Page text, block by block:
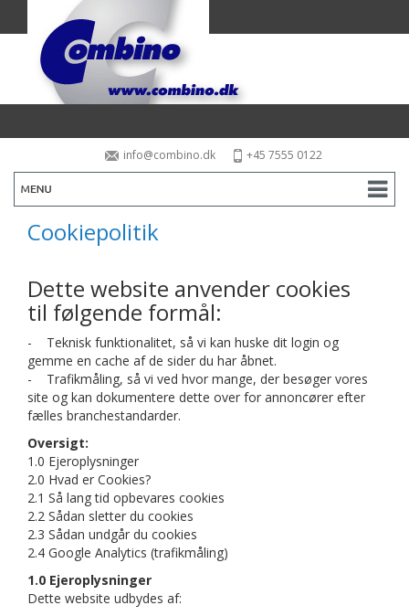
info@combino.dk +45 7555 0122
Benvenuti
Mezzi
Combino supporta lo sport
Gestione della flotta
Corriere
Condizioni
Contatto
Cookiepolitik
Dette website anvender cookies
til følgende formål:
- Teknisk funktionalitet, så vi kan huske dit login og
gemme en cache af de sider du har åbnet.
- Trafikmåling, så vi ved hvor mange, der besøger vores
site og kan dokumentere dette over for annoncører efter
fælles branchestandarder.
Oversigt:
1.0 Ejeroplysninger
2.0 Hvad er Cookies?
2.1 Så lang tid opbevares cookies
2.2 Sådan sletter du cookies
2.3 Sådan undgår du cookies
2.4 Google Analytics (trafikmåling)
1.0 Ejeroplysninger
Dette website udbydes af: